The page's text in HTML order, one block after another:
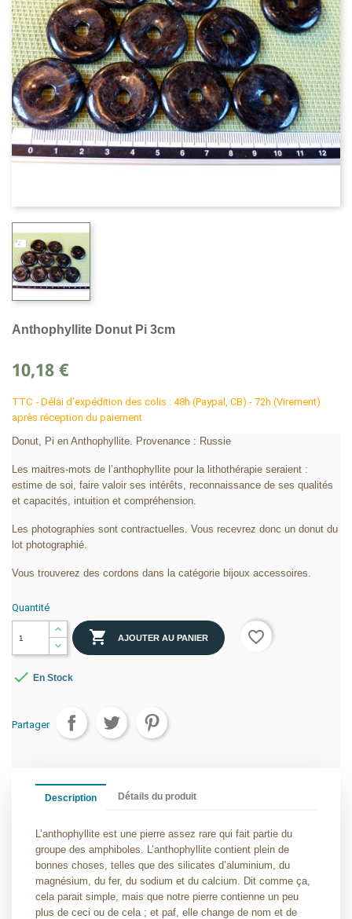
Anthophyllite Donut Pi 3cm
10,18 €
TTC
Délai d'expédition des colis : 48h (Paypal, CB) - 72h (Virement)
après réception du paiement
Donut, Pi en Anthophyllite. Provenance : Russie
Les maitres-mots de l’anthophyllite pour la lithothérapie seraient :
estime de soi, faire valoir ses intérêts, reconnaissance de ses qualités
et capacités, intuition et compréhension.
Les photographies sont contractuelles. Vous recevrez donc un donut du
lot photographié.
Vous trouverez des cordons dans la catégorie bijoux accessoires.
Quantité
 AJOUTER AU PANIER favorite_border
 En Stock
Partager
Description Détails du produit
L’anthophyllite est une pierre assez rare qui fait partie du
groupe des amphiboles. L’anthophyllite contient plein de
bonnes choses, telles que des silicates d’aluminium, du
magnésium, du fer, du sodium et du calcium. Dit comme ça,
cela parait simple, mais que notre pierre contienne un peu
plus de ceci ou de cela ; et paf, elle change de nom et de